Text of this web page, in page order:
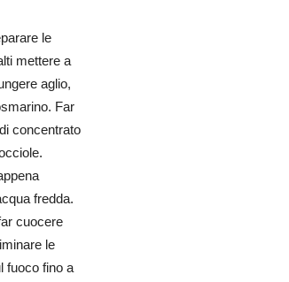
le
mettere a
aglio,
Far
concentrato
fredda.
cuocere
le
fuoco fino a